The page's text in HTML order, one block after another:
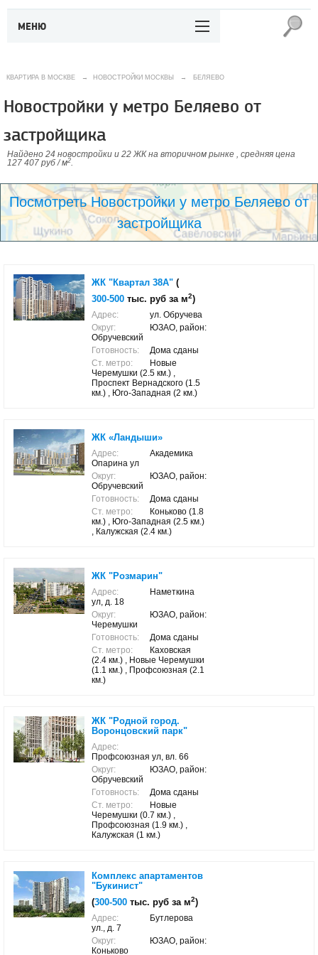
МЕНЮ
КВАРТИРА В МОСКВЕ → НОВОСТРОЙКИ МОСКВЫ → БЕЛЯЕВО
Новостройки у метро Беляево от
застройщика
Найдено 24 новостройки и 22 ЖК на вторичном рынке , средняя цена
127 407 руб / м2.
Посмотреть Новостройки у метро Беляево от
застройщика
ЖК "Квартал 38А" (
300-500 тыс. руб за м2)
Адрес:
ул. Обручева
Округ:
ЮЗАО, район:
Обручевский
Готовность:
Дома сданы
Ст. метро:
Новые
Черемушки (2.5 км.) ,
Проспект Вернадского (1.5
км.) , Юго-Западная (2 км.)
ЖК «Ландыши»
Адрес:
Академика
Опарина ул
Округ:
ЮЗАО, район:
Обручевский
Готовность:
Дома сданы
Ст. метро:
Коньково (1.8
км.) , Юго-Западная (2.5 км.)
, Калужская (2.4 км.)
ЖК "Розмарин"
Адрес:
Наметкина
ул, д. 18
Округ:
ЮЗАО, район:
Черемушки
Готовность:
Дома сданы
Ст. метро:
Каховская
(2.4 км.) , Новые Черемушки
(1.1 км.) , Профсоюзная (2.1
км.)
ЖК "Родной город.
Воронцовский парк"
Адрес:
Профсоюзная ул, вл. 66
Округ:
ЮЗАО, район:
Обручевский
Готовность:
Дома сданы
Ст. метро:
Новые
Черемушки (0.7 км.) ,
Профсоюзная (1.9 км.) ,
Калужская (1 км.)
Комплекс апартаментов
"Букинист"
(300-500 тыс. руб за м2)
Адрес:
Бутлерова
ул., д. 7
Округ:
ЮЗАО, район:
Коньково